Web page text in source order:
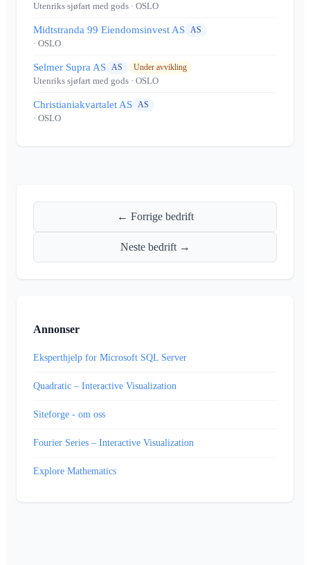
Utenriks sjøfart med gods · OSLO
Midtstranda 99 Eiendomsinvest AS AS
· OSLO
Selmer Supra AS AS Under avvikling
Utenriks sjøfart med gods · OSLO
Christianiakvartalet AS AS
· OSLO
← Forrige bedrift
Neste bedrift →
Annonser
Eksperthjelp for Microsoft SQL Server
Quadratic – Interactive Visualization
Siteforge - om oss
Fourier Series – Interactive Visualization
Explore Mathematics